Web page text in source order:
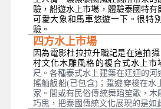
驗，船遊水上市場，體驗泰國特有
可愛大象和馬車悠遊一下。很特
驗。
四方水上市場
因為電影杜拉拉升職記是在這拍
村文化木雕風格的複合式水上市
尺。各種泰式水上建築在迂迴的
搖舢舨船(已包含)；踅遊穿梭在水
家。間或有民俗傳統舞蹈笙歌，木
巧思，把泰國傳統文化展現的是如